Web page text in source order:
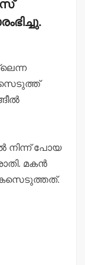
നിന്ന് പോയ
മകന്‍
കേസെടുത്തത്.